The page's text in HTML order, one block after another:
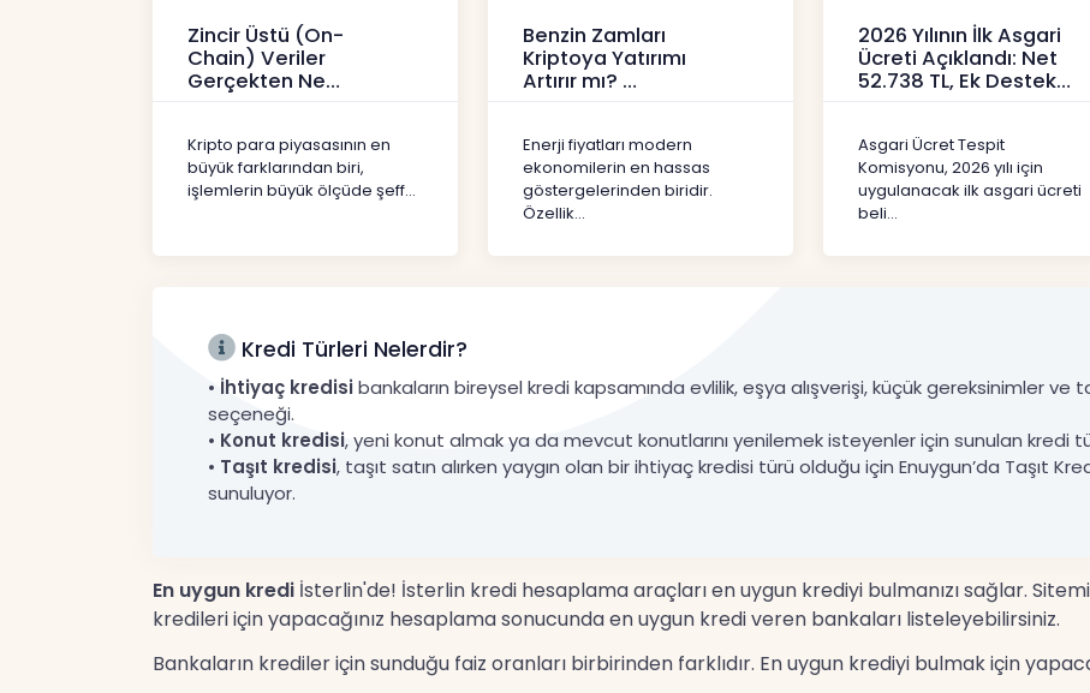
Zincir Üstü (On-
Chain) Veriler
Gerçekten Ne
Kripto para piyasasının en
büyük farklarından biri,
işlemlerin büyük ölçüde şeff...
Benzin Zamları
Kriptoya Yatırımı
Artırır mı?
Enerji fiyatları modern
ekonomilerin en hassas
göstergelerinden biridir.
Özellik...
2026 Yılının İlk Asgari
Ücreti Açıklandı: Net
52.738 TL, Ek Destek
Asgari Ücret Tespit
Komisyonu, 2026 yılı için
uygulanacak ilk asgari ücreti
beli...
Kredi Türleri Nelerdir?
• İhtiyaç kredisibankaların bireysel kredi kapsamında evlilik, eşya alışverişi, küçük gereksinimler ve
seçeneği.
• Konut kredisi, yeni konut almak ya da mevcut konutlarını yenilemek isteyenler için sunulan kredi
• Taşıt kredisi, taşıt satın alırken yaygın olan bir ihtiyaç kredisi türü olduğu için Enuygun’da Taşıt
sunuluyor.
En uygun kredi İsterlin'de! İsterlin kredi hesaplama araçları en uygun krediyi bulmanızı sağlar.
kredileri için yapacağınız hesaplama sonucunda en uygun kredi veren bankaları listeleyebilirsiniz.
Bankaların krediler için sunduğu faiz oranları birbirinden farklıdır. En uygun krediyi bulmak için